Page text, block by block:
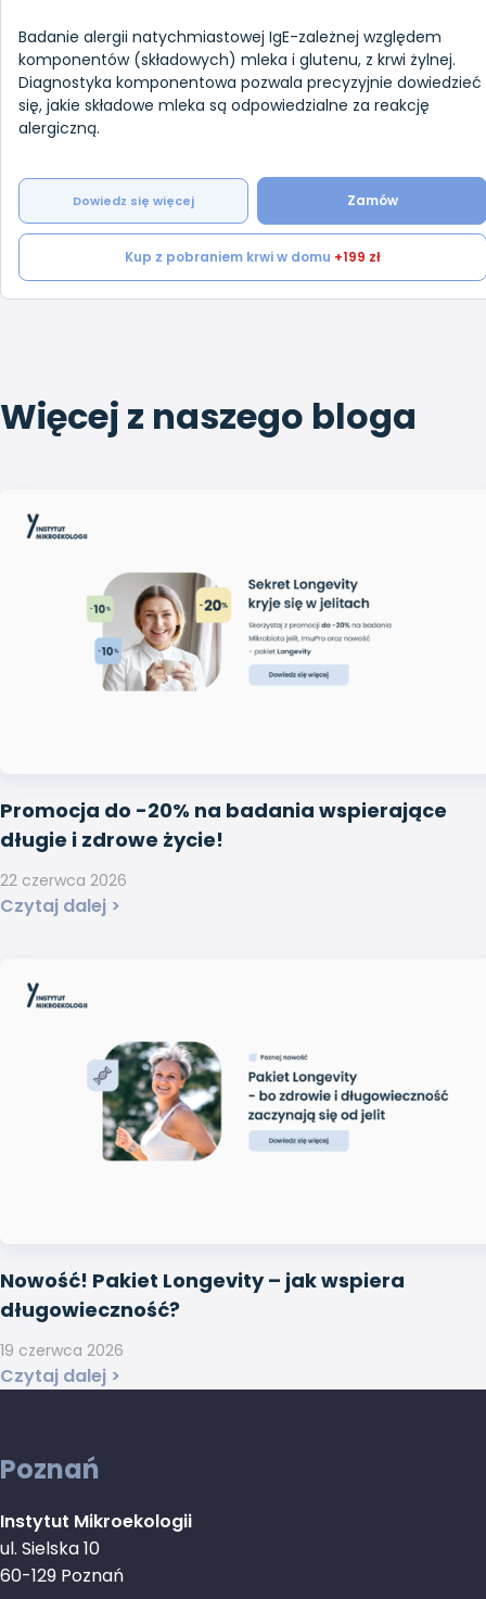
Badanie alergii natychmiastowej IgE-zależnej względem
komponentów (składowych) mleka i glutenu, z krwi żylnej.
Diagnostyka komponentowa pozwala precyzyjnie dowiedzieć
się, jakie składowe mleka są odpowiedzialne za reakcję
alergiczną.
Dowiedz się więcej Zamów
Kup z pobraniem krwi w domu +199 zł
Więcej z naszego bloga
Promocja do -20% na badania wspierające
długie i zdrowe życie!
Czytaj dalej >
22 czerwca 2026
Nowość! Pakiet Longevity – jak wspiera
długowieczność?
Czytaj dalej >
19 czerwca 2026
Poznań
Instytut Mikroekologii
ul. Sielska 10
60-129 Poznań